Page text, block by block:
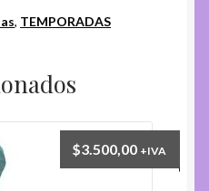
, TEMPORADAS
$3.500,00 +IVA